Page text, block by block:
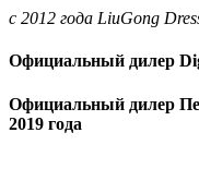
c 2012 года LiuGong
Официальный дилер
Официальный дилер
2019 года